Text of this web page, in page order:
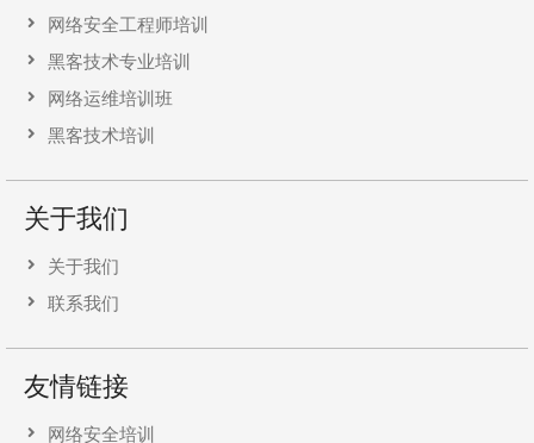
网络安全工程师培训
黑客技术专业培训
网络运维培训班
黑客技术培训
关于我们
关于我们
联系我们
友情链接
网络安全培训